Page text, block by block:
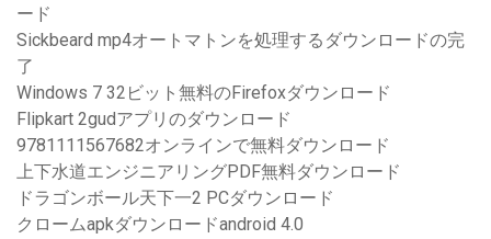
ード
Sickbeard mp4オートマトンを処理するダウンロードの完
了
Windows 7 32ビット無料のFirefoxダウンロード
Flipkart 2gudアプリのダウンロード
9781111567682オンラインで無料ダウンロード
上下水道エンジニアリングPDF無料ダウンロード
ドラゴンボール天下一2 PCダウンロード
クロームapkダウンロードandroid 4.0